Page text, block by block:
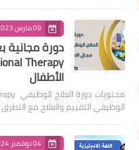
09 مارس 2023
دورة مجانية
الأطفال
الوظيفي التقييم والعلاج مع
04 نوفمبر 2024